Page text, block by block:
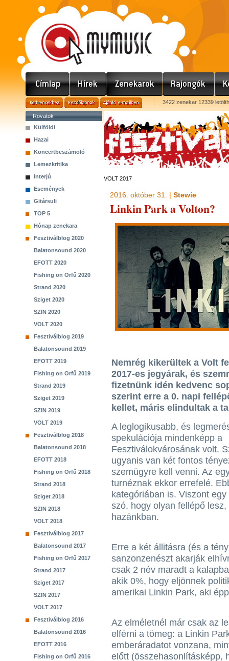
3422 zenekar 12339
Rovatok
Külföldi
Hazai
Koncertbeszámoló
Lemezkritika
Interjú
Események
Gitársuli
TOP 5
Hónap zenekara
Fesztiválblog 2020
Balatonsound 2020
EFOTT 2020
Fishing on Orfű 2020
Strand 2020
Sziget 2020
SZIN 2020
VOLT 2020
Fesztiválblog 2019
Balatonsound 2019
EFOTT 2019
Fishing on Orfű 2019
Strand 2019
Sziget 2019
SZIN 2019
VOLT 2019
Fesztiválblog 2018
Balatonsound 2018
EFOTT 2018
Fishing on Orfű 2018
Strand 2018
Sziget 2018
SZIN 2018
VOLT 2018
Fesztiválblog 2017
Balatonsound 2017
Fishing on Orfű 2017
Strand 2017
Sziget 2017
SZIN 2017
VOLT 2017
Fesztiválblog 2016
Balatonsound 2016
EFOTT 2016
Fishing on Orfű 2016
VOLT 2017
2016. október 31. | Stewie
Linkin Park a Volton?
Nemrég kikerültek a Volt
2017-es jegyárak, és
fizetnünk idén kedvenc
szerint erre a 0. napi
kellet, máris elindultak a
A leglogikusabb, és
spekulációja mindenképp a
Fesztiválokvárosának volt.
ugyanis van két fontos
szemügyre kell venni. Az
turnéznak ekkor errefelé.
kategóriában is. Viszont
szó, hogy olyan fellépő
hazánkban.
Erre a két állitásra (és a
sanzonzenészt akarják
csak 2 név maradt a
akik 0%, hogy eljönnek
amerikai Linkin Park, aki
Az elméletnél már csak az
elférni a tömeg: a Linkin
emberáradatot vonzana,
előtt (összehasonlításképp,